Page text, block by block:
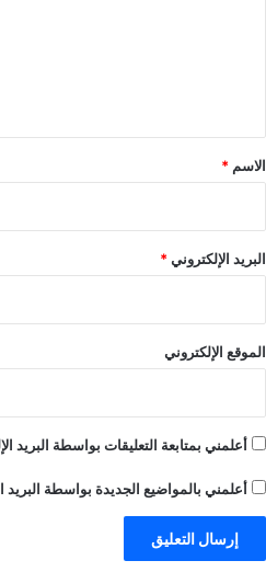
*
الاسم *
البريد الإلكتروني*
الموقع الإلكتروني
أعلمني بمتابعة التعليقات بواسطة البريد
أعلمني بالمواضيع الجديدة بواسطة البريد